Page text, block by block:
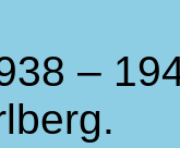
–